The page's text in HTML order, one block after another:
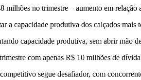
no trimestre – aumento em
a capacidade produtiva dos calçados
capacidade produtiva, sem abrir mão
com apenas R$ 10 milhões de
segue desafiador, com